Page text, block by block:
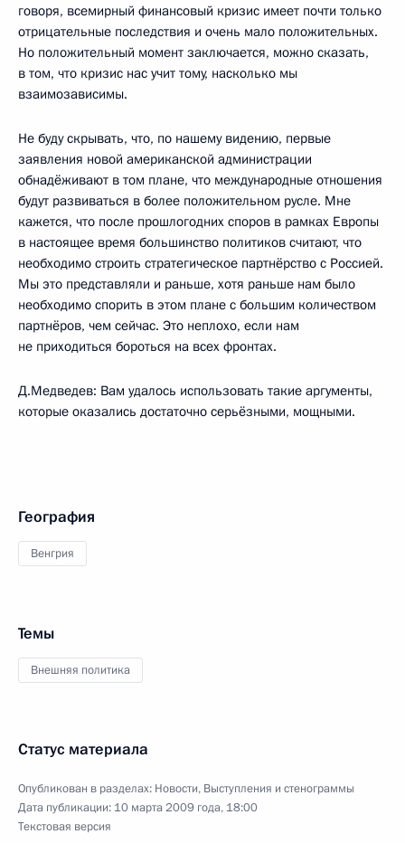
говоря, всемирный финансовый кризис имеет почти только
отрицательные последствия и очень мало положительных.
Но положительный момент заключается, можно сказать,
в том, что кризис нас учит тому, насколько мы
взаимозависимы.
Не буду скрывать, что, по нашему видению, первые
заявления новой американской администрации
обнадёживают в том плане, что международные отношения
будут развиваться в более положительном русле. Мне
кажется, что после прошлогодних споров в рамках Европы
в настоящее время большинство политиков считают, что
необходимо строить стратегическое партнёрство с Россией.
Мы это представляли и раньше, хотя раньше нам было
необходимо спорить в этом плане с большим количеством
партнёров, чем сейчас. Это неплохо, если нам
не приходиться бороться на всех фронтах.
Д.Медведев: Вам удалось использовать такие аргументы,
которые оказались достаточно серьёзными, мощными.
География
Венгрия
Темы
Внешняя политика
Статус материала
Опубликован в разделах: Новости, Выступления и стенограммы
Дата публикации: 10 марта 2009 года, 18:00
Текстовая версия